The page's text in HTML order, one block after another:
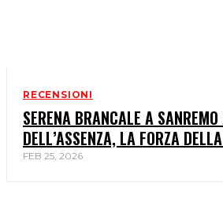
RECENSIONI
SERENA BRANCALE A
DELL’ASSENZA, LA FORZA
FEB 25, 2026